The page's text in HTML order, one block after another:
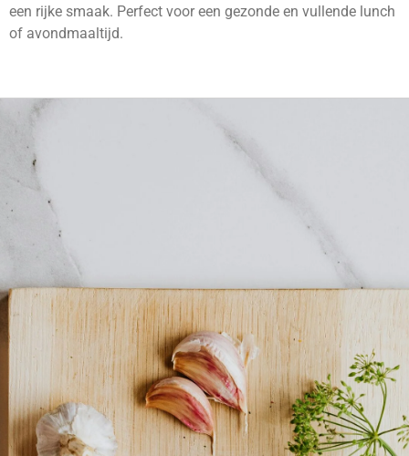
een rijke smaak. Perfect voor een gezonde en vullende lunch
of avondmaaltijd.